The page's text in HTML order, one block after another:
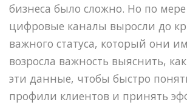
бизнеса было сложно. Но по мере
цифровые каналы выросли до
важного статуса, который они
возросла важность выяснить,
эти данные, чтобы быстро
профили клиентов и принять